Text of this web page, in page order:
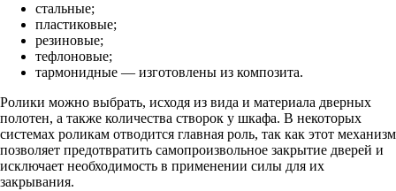
стальные;
пластиковые;
резиновые;
тефлоновые;
тармонидные — изготовлены из композита.
Ролики можно выбрать, исходя из вида и материала дверных
полотен, а также количества створок у шкафа. В некоторых
системах роликам отводится главная роль, так как этот механизм
позволяет предотвратить самопроизвольное закрытие дверей и
исключает необходимость в применении силы для их
закрывания.